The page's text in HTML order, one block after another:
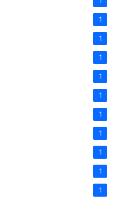
1
1
1
1
1
1
1
1
1
1